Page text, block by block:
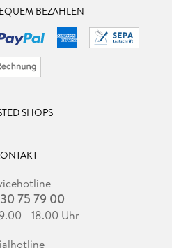
BEZAHLEN
SHOPS
75 79 00
- 18.00 Uhr